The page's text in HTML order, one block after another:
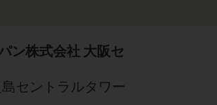
ン株式会社 大阪セ
セントラルタワー